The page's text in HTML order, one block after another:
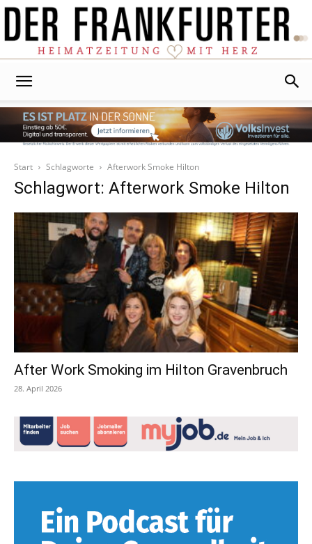
Start
Schlagworte Afterwork Smoke Hilton
Schlagwort: Afterwork Smoke Hilton
After Work Smoking im Hilton Gravenbruch
28. April 2026